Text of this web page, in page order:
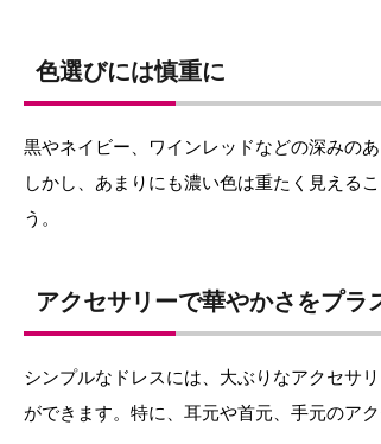
色選びには慎重に
黒やネイビー、ワインレッドなどの深みの
しかし、あまりにも濃い色は重たく見える
う。
アクセサリーで華やかさをプラ
シンプルなドレスには、大ぶりなアクセサ
ができます。特に、耳元や首元、手元のア